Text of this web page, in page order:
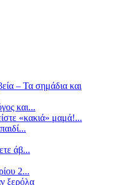
– Τα σημάδια και
και...
«κακιά» μαμά!...
άβ...
2...
ξερόλα